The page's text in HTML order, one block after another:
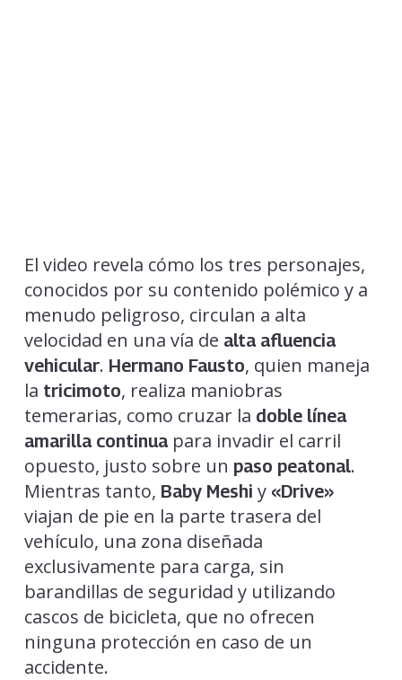
El video revela cómo los tres personajes,
conocidos por su contenido polémico y a
menudo peligroso, circulan a alta
velocidad en una vía de alta afluencia
vehicular. Hermano Fausto, quien maneja
la tricimoto, realiza maniobras
temerarias, como cruzar la doble línea
amarilla continuapara invadir el carril
opuesto, justo sobre un paso peatonal.
Mientras tanto, Baby Meshi y «Drive»
viajan de pie en la parte trasera del
vehículo, una zona diseñada
exclusivamente para carga, sin
barandillas de seguridad y utilizando
cascos de bicicleta, que no ofrecen
ninguna protección en caso de un
accidente.